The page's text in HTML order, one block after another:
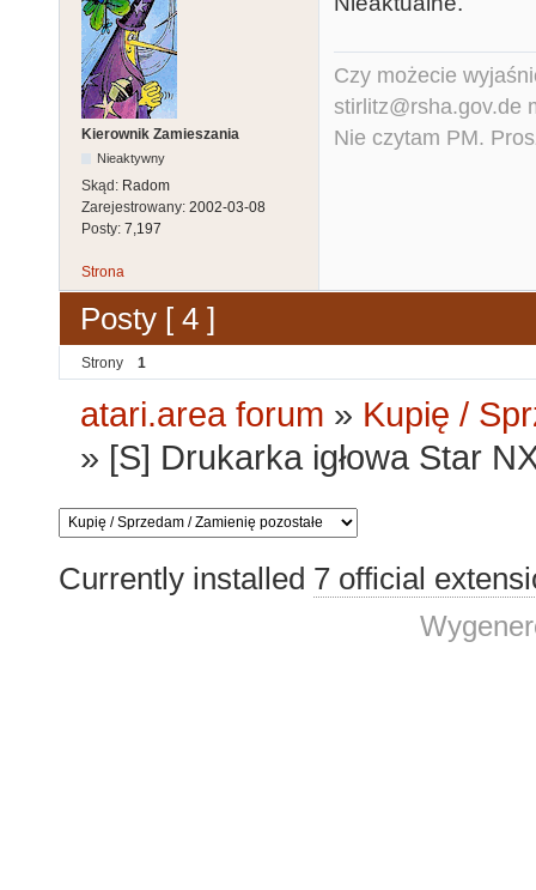
Kierownik Zamieszania
Nieaktywny
Skąd: Radom
Zarejestrowany: 2002-03-08
Posty: 7,197
Czy możecie
stirlitz@rsha.gov.de
Nie czytam PM.
Strona
Posty [ 4 ]
Strony 1
atari.area forum » Kupię /
» [S] Drukarka igłowa Star
Currently installed 7 official